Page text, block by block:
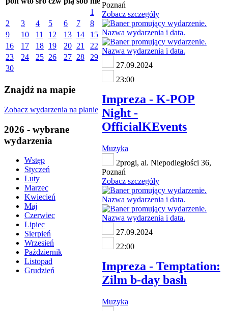
1
2
3 4 5 6 7
8
9
10 11 12 13 14
15
16
17 18 19 20 21
22
23
24 25 26 27 28
29
30
Znajdź na mapie
Zobacz wydarzenia na planie
2026 - wybrane
wydarzenia
Wstęp
Styczeń
Luty
Marzec
Kwiecień
Maj
Czerwiec
Lipiec
Sierpień
Wrzesień
Październik
Listopad
Grudzień
Poznań
Zobacz szczegóły
27.09.2024
23:00
Impreza - K-POP
Night -
OfficialKEvents
Muzyka
2progi, al. Niepodległości 36,
Poznań
Zobacz szczegóły
27.09.2024
22:00
Impreza - Temptation:
Zilm b-day bash
Muzyka